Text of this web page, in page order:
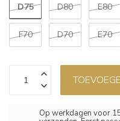
D75 D80 E80
F70 D70 E70
Op werkdagen voor